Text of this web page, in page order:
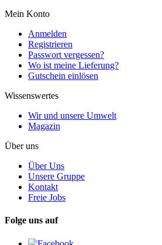
Mein Konto
Anmelden
Registrieren
Passwort vergessen?
Wo ist meine Lieferung?
Gutschein einlösen
Wissenswertes
Wir und unsere Umwelt
Magazin
Über uns
Über Uns
Unsere Gruppe
Kontakt
Freie Jobs
Folge uns auf